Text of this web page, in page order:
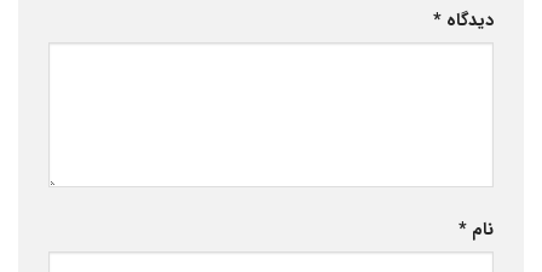
دیدگاه *
نام *